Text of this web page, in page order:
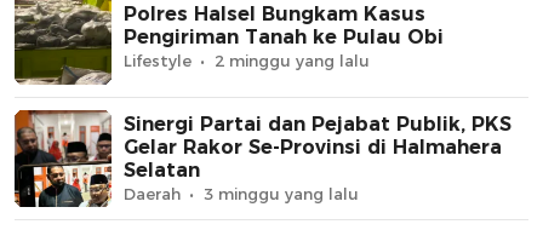
Polres Halsel Bungkam Kasus
Pengiriman Tanah ke Pulau Obi
Lifestyle 2 minggu yang lalu
Sinergi Partai dan Pejabat Publik, PKS
Gelar Rakor Se-Provinsi di Halmahera
Selatan
Daerah 3 minggu yang lalu